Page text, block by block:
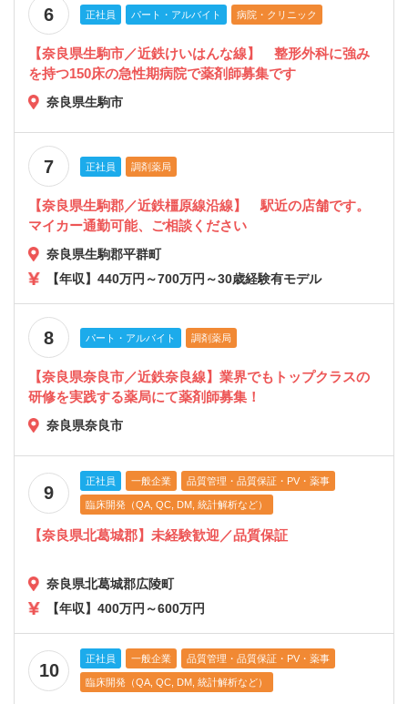
6 正社員 パート・アルバイト 病院・クリニック
【奈良県生駒市／近鉄けいはんな線】 整形外科に強み
を持つ150床の急性期病院で薬剤師募集です
奈良県生駒市
7 正社員 調剤薬局
【奈良県生駒郡／近鉄橿原線沿線】 駅近の店舗です。
マイカー通勤可能、ご相談ください
奈良県生駒郡平群町
【年収】440万円～700万円～30歳経験有モデル
8 パート・アルバイト 調剤薬局
【奈良県奈良市／近鉄奈良線】業界でもトップクラスの
研修を実践する薬局にて薬剤師募集！
奈良県奈良市
9
正社員 一般企業 品質管理・品質保証・PV・薬事
臨床開発（QA, QC, DM, 統計解析など）
【奈良県北葛城郡】未経験歓迎／品質保証
奈良県北葛城郡広陵町
【年収】400万円～600万円
10
正社員 一般企業 品質管理・品質保証・PV・薬事
臨床開発（QA, QC, DM, 統計解析など）